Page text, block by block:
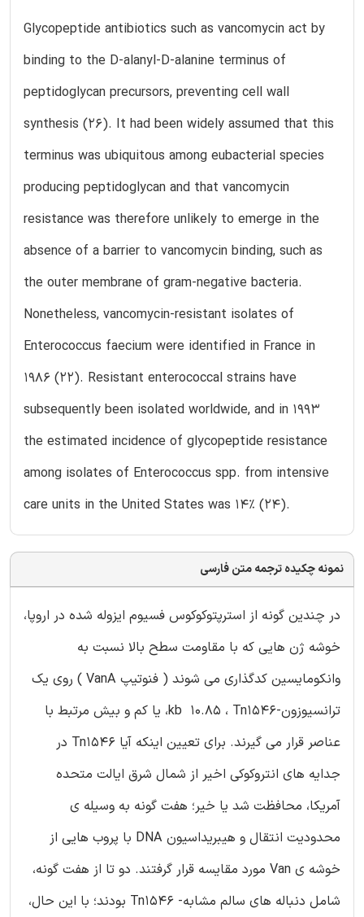
Glycopeptide antibiotics such as vancomycin act by
binding to the D-alanyl-D-alanine terminus of
peptidoglycan precursors, preventing cell wall
synthesis (26). It had been widely assumed that this
terminus was ubiquitous among eubacterial species
producing peptidoglycan and that vancomycin
resistance was therefore unlikely to emerge in the
absence of a barrier to vancomycin binding, such as
the outer membrane of gram-negative bacteria.
Nonetheless, vancomycin-resistant isolates of
Enterococcus faecium were identified in France in
1986 (22). Resistant enterococcal strains have
subsequently been isolated worldwide, and in 1993
the estimated incidence of glycopeptide resistance
among isolates of Enterococcus spp. from intensive
care units in the United States was 14% (24).
نمونه چکیده ترجمه متن فارسی
در چندین گونه از استرپتوکوکوس فسیوم ایزوله شده در اروپا،
خوشه ژن هایی که با مقاومت سطح بالا نسبت به
وانکومایسین کدگذاری می شوند ( فنوتیپ VanA ) روی یک
ترانسیوزون-kb 10.85 ، Tn1546، یا کم و بیش مرتبط با
عناصر قرار می گیرند. برای تعیین اینکه آیا Tn1546 در
جدایه های انتروکوکی اخیر از شمال شرق ایالت متحده
آمریکا، محافظت شد یا خیر؛ هفت گونه به وسیله ی
محدودیت انتقال و هیبریداسیون DNA با پروب هایی از
خوشه ی Van مورد مقایسه قرار گرفتند. دو تا از هفت گونه،
شامل دنباله های سالم مشابه- Tn1546 بودند؛ با این حال،